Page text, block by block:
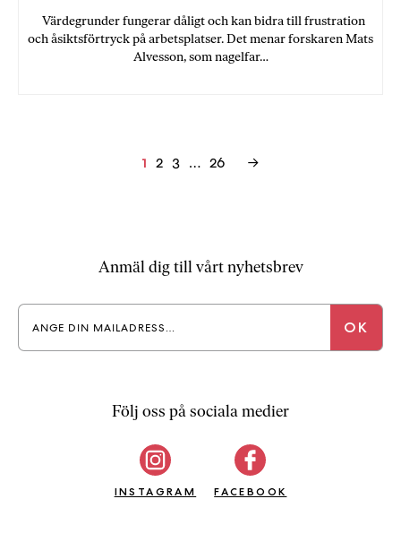
Värdegrunder fungerar dåligt och kan bidra till frustration
och åsiktsförtryck på arbetsplatser. Det menar forskaren Mats
Alvesson, som nagelfar…
1 2 3 … 26 →
Anmäl dig till vårt nyhetsbrev
Följ oss på sociala medier
INSTAGRAM FACEBOOK